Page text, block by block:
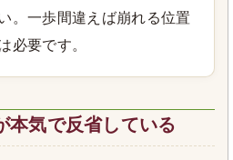
。一歩間違えば崩れる位置
必要です。
気で反省している